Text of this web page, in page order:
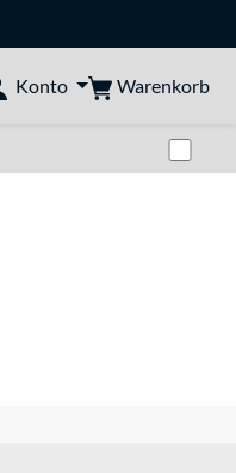
Konto Warenkorb